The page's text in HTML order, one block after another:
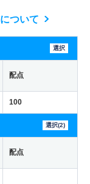
ついて
選択
配点
100
選択(2)
配点